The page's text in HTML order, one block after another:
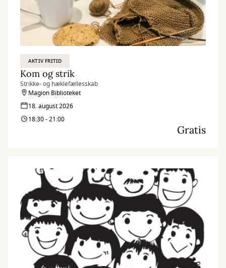
AKTIV FRITID
Kom og strik
Strikke- og hæklefællesskab
Magion Biblioteket
18. august 2026
18:30 - 21:00
Gratis